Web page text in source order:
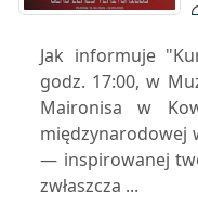
Jak informuje
godz. 17:00, w
Maironisa w
międzynarodowej
— inspirowanej
zwłaszcza ...